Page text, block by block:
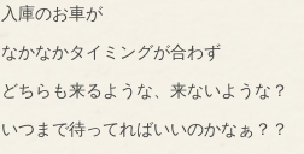
入庫のお車が
なかなかタイミングが合わず
どちらも来るような、来ないような？
いつまで待ってればいいのかなぁ？？